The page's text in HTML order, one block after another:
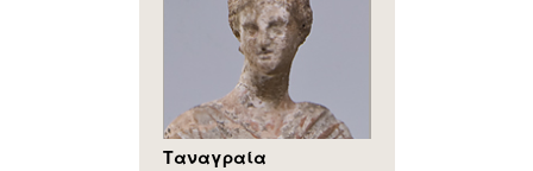
Ταναγραία